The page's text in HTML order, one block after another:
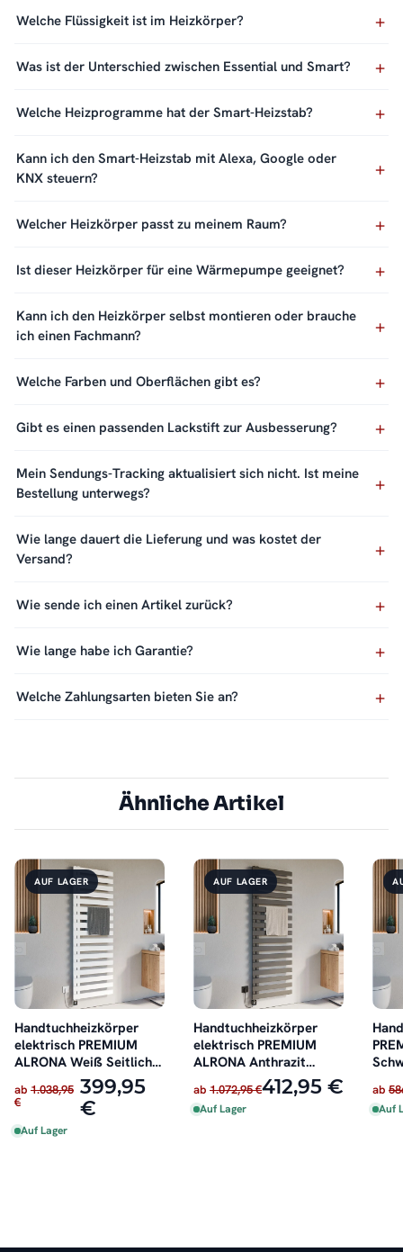
Welche Flüssigkeit ist im Heizkörper?
Was ist der Unterschied zwischen Essential und Smart?
Welche Heizprogramme hat der Smart-Heizstab?
Kann ich den Smart-Heizstab mit Alexa, Google oder
KNX steuern?
Welcher Heizkörper passt zu meinem Raum?
Ist dieser Heizkörper für eine Wärmepumpe geeignet?
Kann ich den Heizkörper selbst montieren oder brauche
ich einen Fachmann?
Welche Farben und Oberflächen gibt es?
Gibt es einen passenden Lackstift zur Ausbesserung?
Mein Sendungs-Tracking aktualisiert sich nicht. Ist meine
Bestellung unterwegs?
Wie lange dauert die Lieferung und was kostet der
Versand?
Wie sende ich einen Artikel zurück?
Wie lange habe ich Garantie?
Welche Zahlungsarten bieten Sie an?
Ähnliche Artikel
AUF LAGER
Handtuchheizkörper
elektrisch PREMIUM
ALRONA Weiß Seitlich
offen inkl. Heizstab
ab 1.038,95
€
399,95
€
Auf Lager
AUF LAGER
Handtuchheizkörper
elektrisch PREMIUM
ALRONA Anthrazit
Seitlich offen inkl.
Heizstab
ab 1.072,95 €412,95 €
Auf Lager
ab
Auf